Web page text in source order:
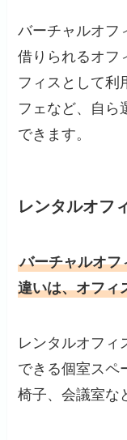
バーチャルオフ
借りられるオフ
フィスとして利
フェなど、自ら
できます。
レンタルオフ
バーチャルオフ
違いは、オフィ
レンタルオフィ
できる個室スペ
椅子、会議室な